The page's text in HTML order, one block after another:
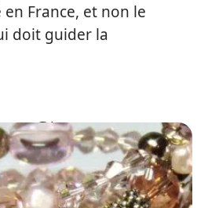
France, et non le
doit guider la
SUR…